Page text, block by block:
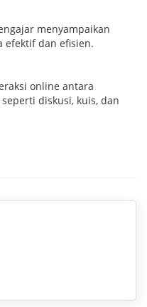
menyampaikan
efektif dan efisien.
online antara
diskusi, kuis, dan